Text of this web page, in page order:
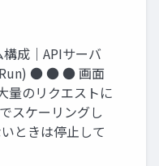
成｜APIサーバ
Run) ● ● ● 画面
量のリクエストに
スケーリングし
ときは停止して